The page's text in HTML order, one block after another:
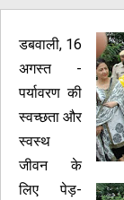
डबवाली, 16
अगस्त -
पर्यावरण की
स्वच्छता और
स्वस्थ
जीवन के
लिए पेड़-